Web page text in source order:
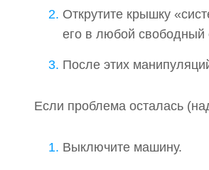
Открутите крышку
его в любой свободный
После этих
Если проблема осталась
Выключите машину.